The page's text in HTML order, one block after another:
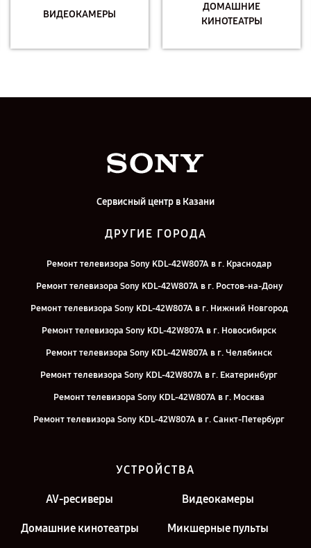
ВИДЕОКАМЕРЫ
ДОМАШНИЕ
КИНОТЕАТРЫ
Сервисный центр в Казани
ДРУГИЕ ГОРОДА
Ремонт телевизора Sony KDL-42W807A в г. Краснодар
Ремонт телевизора Sony KDL-42W807A в г. Ростов-на-Дону
Ремонт телевизора Sony KDL-42W807A в г. Нижний Новгород
Ремонт телевизора Sony KDL-42W807A в г. Новосибирск
Ремонт телевизора Sony KDL-42W807A в г. Челябинск
Ремонт телевизора Sony KDL-42W807A в г. Екатеринбург
Ремонт телевизора Sony KDL-42W807A в г. Москва
Ремонт телевизора Sony KDL-42W807A в г. Санкт-Петербург
УСТРОЙСТВА
AV-ресиверы Видеокамеры
Домашние кинотеатры Микшерные пульты